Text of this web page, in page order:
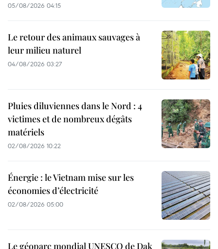
05/08/2026 04:15
Le retour des animaux sauvages à
leur milieu naturel
04/08/2026 03:27
Pluies diluviennes dans le Nord : 4
victimes et de nombreux dégâts
matériels
02/08/2026 10:22
Énergie : le Vietnam mise sur les
économies d’électricité
02/08/2026 05:00
Le géoparc mondial UNESCO de Dak